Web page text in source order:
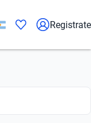
Registrate